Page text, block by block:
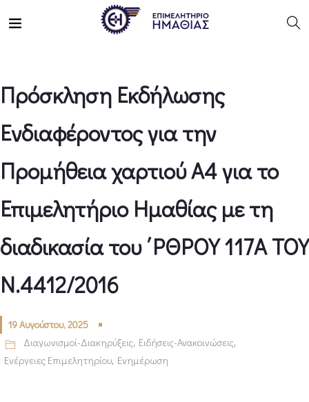
Πρόσκληση Εκδήλωσης
Ενδιαφέροντος για την
Προμήθεια χαρτιού Α4 για το
Επιμελητήριο Ημαθίας με τη
διαδικασία του ΄ΡΘΡΟΥ 117Α ΤΟΥ
Ν.4412/2016
19 Αυγούστου, 2025
Διαγωνισμοί-Διακηρύξεις, Ειδήσεις-Ανακοινώσεις,
Ενέργειες Επιμελητηρίου, Ενημέρωση